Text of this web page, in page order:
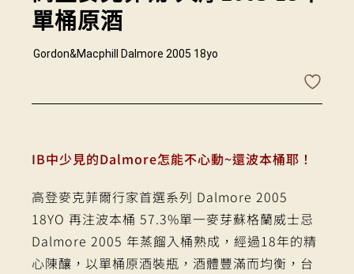
單桶原酒
Gordon&Macphill Dalmore 2005 18yo
IB中少見的Dalmore怎能不心動~還波本桶耶！
高登麥克菲爾行家首選系列 Dalmore 2005
18YO 再注波本桶 57.3%單一麥芽蘇格蘭威士忌
Dalmore 2005 年蒸餾入桶熟成，經過18年的精
心陳釀，以單桶原酒裝瓶，酒體豐滿而均衡，台